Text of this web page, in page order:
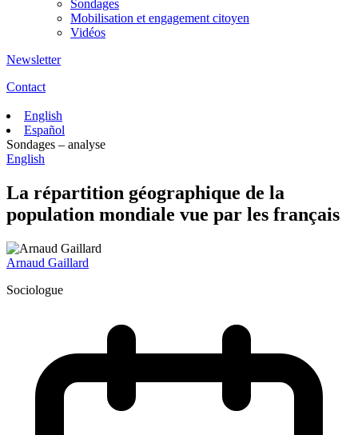
Sondages
Mobilisation et engagement citoyen
Vidéos
Newsletter
Contact
English
Español
Sondages – analyse
English
La répartition géographique de la
population mondiale vue par les français
Arnaud Gaillard
Sociologue